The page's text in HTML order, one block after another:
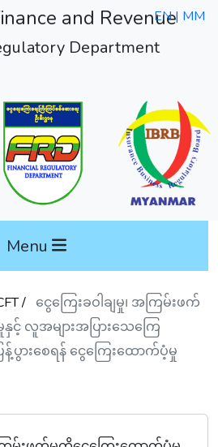
and Revenue
Department
EN | MM
Menu
/ ငွေကြေးခဝါချမှု၊ အကြမ်းဖက်
င့် လူအများအပြားသေကြေ
ပွားစေရန် ငွေကြေးထောက်ပံ့မှု